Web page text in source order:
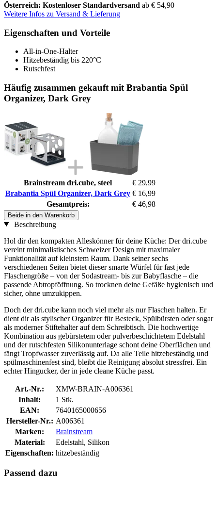
Österreich: Kostenloser Standardversand ab € 54,90
Weitere Infos zu Versand & Lieferung
Eigenschaften und Vorteile
All-in-One-Halter
Hitzebeständig bis 220°C
Rutschfest
Häufig zusammen gekauft mit Brabantia Spül
Organizer, Dark Grey
Brainstream dri.cube, steel
€ 29,99
Brabantia Spül Organizer, Dark Grey € 16,99
Gesamtpreis:
€ 46,98
Beide in den Warenkorb
Beschreibung
Hol dir den kompakten Alleskönner für deine Küche: Der dri.cube
vereint minimalistisches Schweizer Design mit maximaler
Funktionalität auf kleinstem Raum. Dank seiner sechs
verschiedenen Seiten bietet dieser smarte Würfel für fast jede
Flaschengröße – von der Sodastream- bis zur Babyflasche – die
passende Abtropföffnung. So trocknen deine Gefäße hygienisch und
sicher, ohne umzukippen.
Doch der dri.cube kann noch viel mehr als nur Flaschen halten. Er
dient dir als stylischer Organizer für Besteck, Spülbürsten oder sogar
als moderner Stiftehalter auf dem Schreibtisch. Die hochwertige
Kombination aus gebürstetem oder pulverbeschichtetem Edelstahl
und der rutschfesten Silikonunterlage schont deine Oberflächen und
fängt Tropfwasser zuverlässig auf. Da alle Teile hitzebeständig und
spülmaschinenfest sind, bleibt die Reinigung absolut stressfrei. Ein
echter Hingucker, der in jede cleane Küche passt.
Art.-Nr.:
XMW-BRAIN-A006361
Inhalt:
1 Stk.
EAN:
7640165000656
Hersteller-Nr.: A006361
Marken:
Brainstream
Material:
Edelstahl, Silikon
Eigenschaften: hitzebeständig
Passend dazu